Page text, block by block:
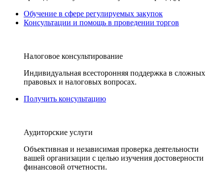
Обучение в сфере регулируемых закупок
Консультации и помощь в проведении торгов
Налоговое консультирование
Индивидуальная всесторонняя поддержка в сложных
правовых и налоговых вопросах.
Получить консультацию
Аудиторские услуги
Объективная и независимая проверка деятельности
вашей организации с целью изучения достоверности
финансовой отчетности.